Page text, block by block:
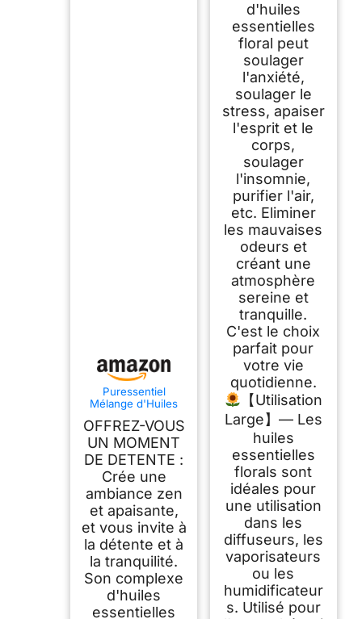
Puressentiel
Mélange d'Huiles
Diffusion Sommeil
30 ml
OFFREZ-VOUS
UN MOMENT
DE DETENTE :
Crée une
ambiance zen
et apaisante,
et vous invite à
la détente et à
la tranquilité.
Son complexe
d'huiles
essentielles
d'huiles
essentielles
floral peut
soulager
l'anxiété,
soulager le
stress, apaiser
l'esprit et le
corps,
soulager
l'insomnie,
purifier l'air,
etc. Eliminer
les mauvaises
odeurs et
créant une
atmosphère
sereine et
tranquille.
C'est le choix
parfait pour
votre vie
quotidienne.
【Utilisation
Large】— Les
huiles
essentielles
florals sont
idéales pour
une utilisation
dans les
diffuseurs, les
vaporisateurs
ou les
humidificateur
s. Utilisé pour